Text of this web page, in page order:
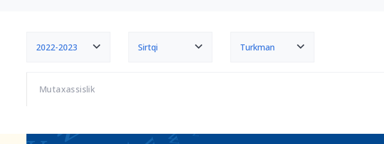
2022-2023 Sirtqi Turkman
Mutaxassislik